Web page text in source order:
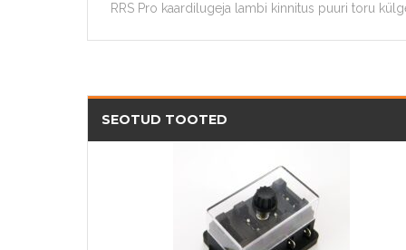
RRS Pro kaardilugeja lambi kinnitus puuri toru
SEOTUD TOOTED